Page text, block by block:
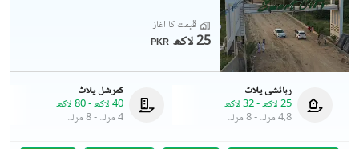
قیمت کا آغاز
PKR 25 لاکھ
رہائشی پلاٹ
25 لاکھ
-32 لاکھ
4.8 مرلہ
-8 مرلہ
کمرشل پلاٹ
40 لاکھ
-80 لاکھ
4 مرلہ
-8 مرلہ